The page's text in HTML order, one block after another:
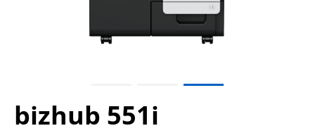
bizhub 551i